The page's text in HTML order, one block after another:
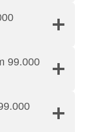
99.000